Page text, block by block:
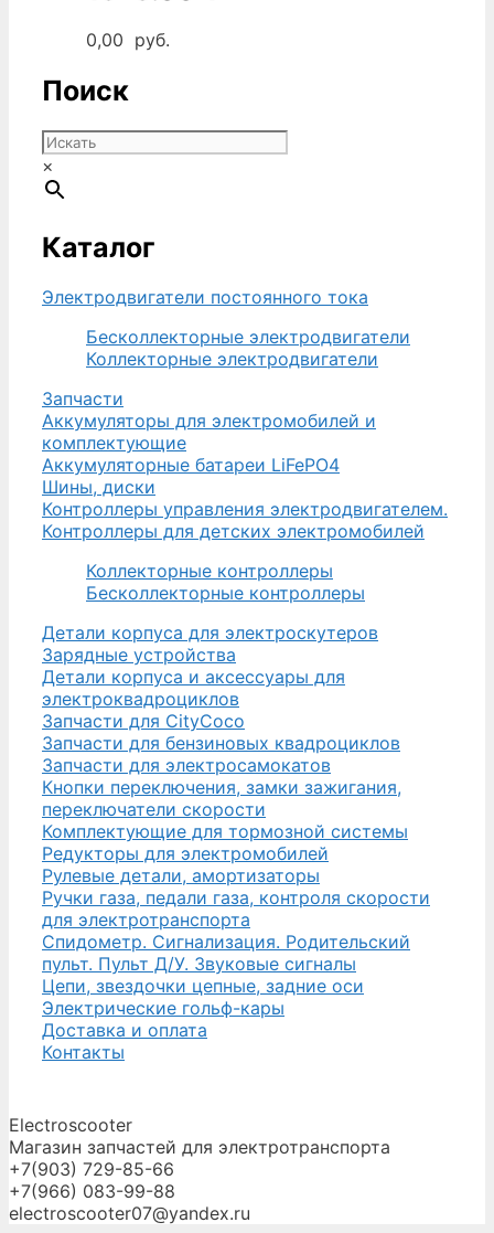
0,00 руб.
Поиск
×
Каталог
Электродвигатели постоянного тока
Бесколлекторные электродвигатели
Коллекторные электродвигатели
Запчасти
Аккумуляторы для электромобилей и
комплектующие
Аккумуляторные батареи LiFePO4
Шины, диски
Контроллеры управления электродвигателем.
Контроллеры для детских электромобилей
Коллекторные контроллеры
Бесколлекторные контроллеры
Детали корпуса для электроскутеров
Зарядные устройства
Детали корпуса и аксессуары для
электроквадроциклов
Запчасти для CityCoco
Запчасти для бензиновых квадроциклов
Запчасти для электросамокатов
Кнопки переключения, замки зажигания,
переключатели скорости
Комплектующие для тормозной системы
Редукторы для электромобилей
Рулевые детали, амортизаторы
Ручки газа, педали газа, контроля скорости
для электротранспорта
Спидометр. Сигнализация. Родительский
пульт. Пульт Д/У. Звуковые сигналы
Цепи, звездочки цепные, задние оси
Электрические гольф-кары
Доставка и оплата
Контакты
Electroscooter
Магазин запчастей для электротранспорта
+7(903) 729-85-66
+7(966) 083-99-88
electroscooter07@yandex.ru